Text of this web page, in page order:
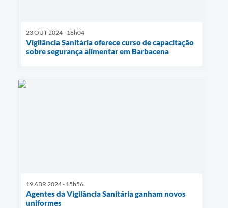
23 OUT 2024 - 18h04
Vigilância Sanitária oferece curso de capacitação
sobre segurança alimentar em Barbacena
19 ABR 2024 - 15h56
Agentes da Vigilância Sanitária ganham novos
uniformes